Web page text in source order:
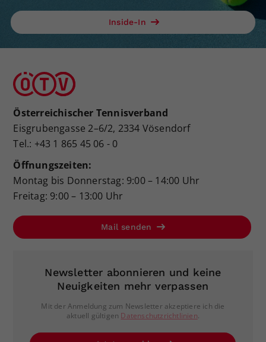
Inside-In
Österreichischer Tennisverband
Eisgrubengasse 2–6/2, 2334 Vösendorf
Tel.: +43 1 865 45 06 - 0
Öffnungszeiten:
Montag bis Donnerstag: 9:00 – 14:00 Uhr
Freitag: 9:00 – 13:00 Uhr
Mail senden
Newsletter abonnieren und keine
Neuigkeiten mehr verpassen
Mit der Anmeldung zum Newsletter akzeptiere ich die
aktuell gültigen Datenschutzrichtlinien.